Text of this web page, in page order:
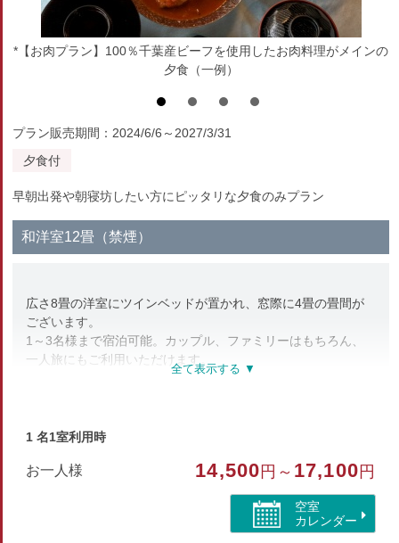
*【お肉プラン】100％千葉産ビーフを使用したお肉料理がメインの
夕食（一例）
プラン販売期間：2024/6/6～2027/3/31
夕食付
早朝出発や朝寝坊したい方にピッタリな夕食のみプラン
和洋室12畳（禁煙）
広さ8畳の洋室にツインベッドが置かれ、窓際に4畳の畳間が
ございます。
1～3名様まで宿泊可能。カップル、ファミリーはもちろん、
一人旅にもご利用いただけます。
3人目は布団対応となります。
□バス・洗浄機付トイレ
ー・ボディーソープ・ドライヤー
※お茶・歯磨きセット等はフロントにございます。
1 名1室利用時
お一人様 14,500 円～ 17,100 円
空室
カレンダー